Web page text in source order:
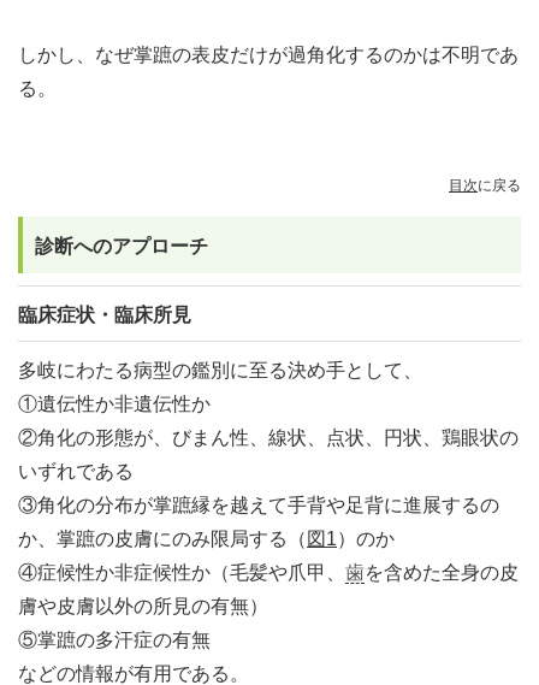
しかし、なぜ掌蹠の表皮だけが過角化するのかは不明であ
る。
目次に戻る
診断へのアプローチ
臨床症状・臨床所見
多岐にわたる病型の鑑別に至る決め手として、
①遺伝性か非遺伝性か
②角化の形態が、びまん性、線状、点状、円状、鶏眼状の
いずれである
③角化の分布が掌蹠縁を越えて手背や足背に進展するの
か、掌蹠の皮膚にのみ限局する（ 図1）のか
④症候性か非症候性か（毛髪や爪甲、 歯を含めた全身の皮
膚や皮膚以外の所見の有無）
⑤掌蹠の多汗症の有無
などの情報が有用である。